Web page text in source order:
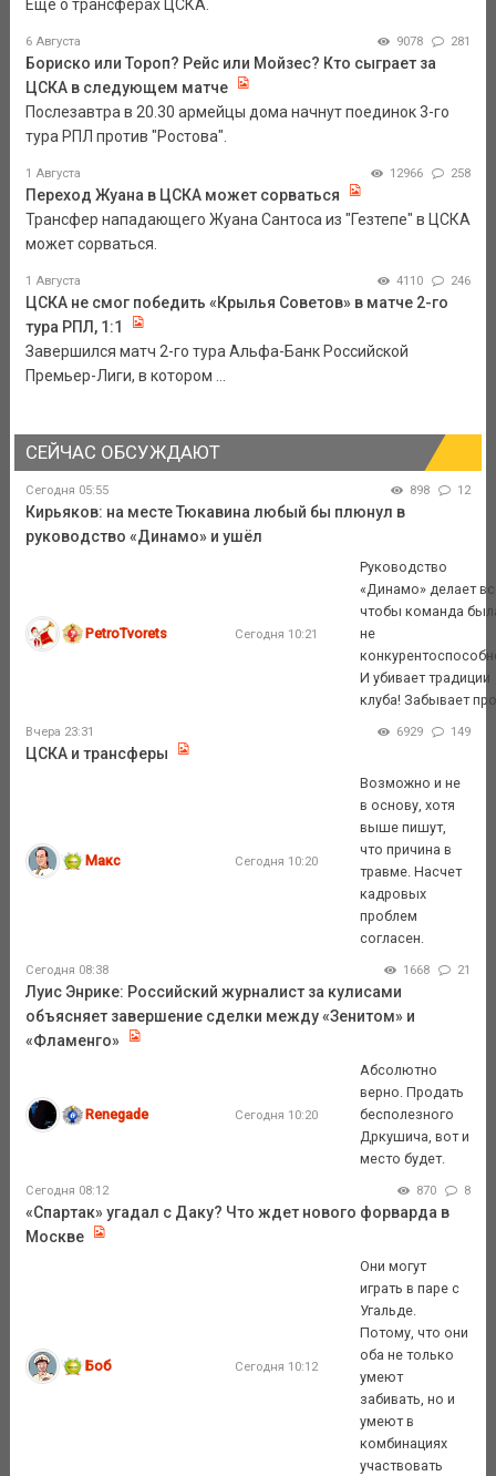
Еще о трансферах ЦСКА.
6 Августа 9078 281
Бориско или Тороп? Рейс или Мойзес? Кто сыграет за
ЦСКА в следующем матче
Послезавтра в 20.30 армейцы дома начнут поединок 3-го
тура РПЛ против "Ростова".
1 Августа 12966 258
Переход Жуана в ЦСКА может сорваться
Трансфер нападающего Жуана Сантоса из "Гезтепе" в ЦСКА
может сорваться.
1 Августа 4110 246
ЦСКА не смог победить «Крылья Советов» в матче 2-го
тура РПЛ, 1:1
Завершился матч 2-го тура Альфа-Банк Российской
Премьер-Лиги, в котором ...
СЕЙЧАС ОБСУЖДАЮТ
Сегодня 05:55 898 12
Кирьяков: на месте Тюкавина любый бы плюнул в
руководство «Динамо» и ушёл
PetroTvorets Сегодня 10:21
Руководство
«Динамо» делает
чтобы команда
не
И убивает традиции
клуба! Забывает
Вчера 23:31 6929 149
ЦСКА и трансферы
Макс Сегодня 10:20
Возможно и не
в основу, хотя
выше пишут,
что причина в
травме. Насчет
кадровых
проблем
согласен.
Сегодня 08:38 1668 21
Луис Энрике: Российский журналист за кулисами
объясняет завершение сделки между «Зенитом» и
«Фламенго»
Renegade Сегодня 10:20
Абсолютно
верно. Продать
бесполезного
Дркушича, вот и
место будет.
Сегодня 08:12 870 8
«Спартак» угадал с Даку? Что ждет нового форварда в
Москве
Боб Сегодня 10:12
Они могут
играть в паре с
Угальде.
Потому, что они
оба не только
умеют
забивать, но и
умеют в
комбинациях
участвовать